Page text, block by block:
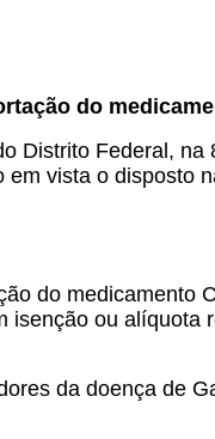
do
Distrito Federal, na
em vista o disposto
do medicamento
ou alíquota
da doença de